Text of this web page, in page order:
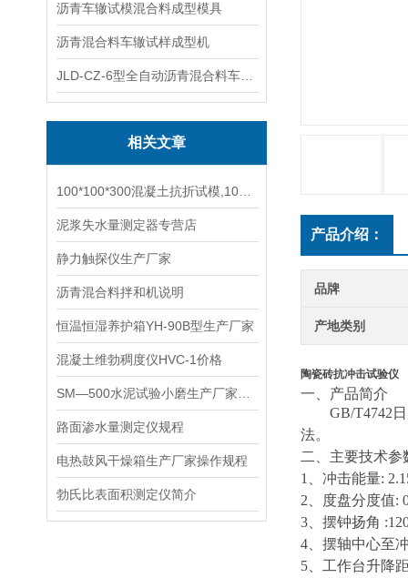
沥青车辙试模混合料成型模具
沥青混合料车辙试样成型机
相关文章
泥浆失水量测定器专营店
静力触探仪生产厂家
沥青混合料拌和机说明
恒温恒湿养护箱YH-90B型生产厂家
混凝土维勃稠度仪HVC-1价格
路面渗水量测定仪规程
电热鼓风干燥箱生产厂家操作规程
勃氏比表面积测定仪简介
产品介绍：
品牌
产地类别
陶瓷砖抗冲击试验仪
一、 产品简介
GB/T4742
法。
二、主要技术参
1、冲击能量:
2、度盘分度值:
3、摆钟扬角
4、摆轴中心至
5、工作台升降